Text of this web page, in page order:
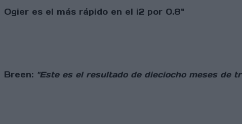
Ogier es el más rápido en el i2 por 0.8"
Breen: "Este es el resultado de dieciocho meses de